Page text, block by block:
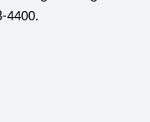
4400.